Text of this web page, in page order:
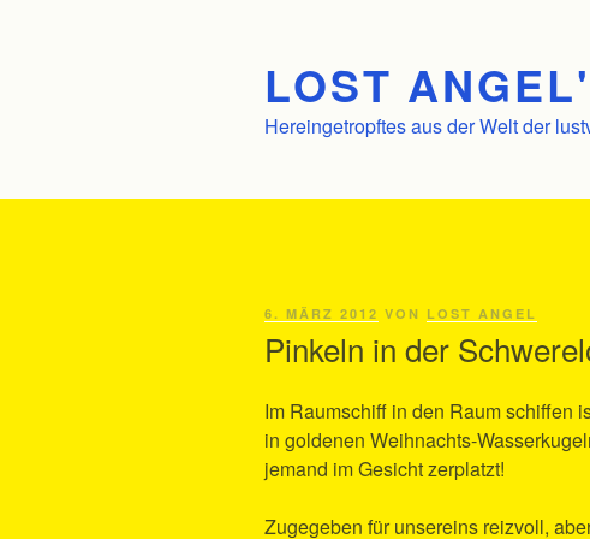
LOST
Hereingetropftes aus der Welt der
VERÖFFENTLICHT
6. MÄRZ 2012 VON LOST ANGEL
Pinkeln in der
Im Raumschiff in den Raum schiffen
in goldenen Weihnachts-
jemand im Gesicht zerplatzt!
Zugegeben für unsereins reizvoll,